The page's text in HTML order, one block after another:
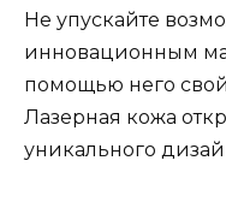
Не упускайте
инновационным
помощью него
Лазерная кожа
уникального